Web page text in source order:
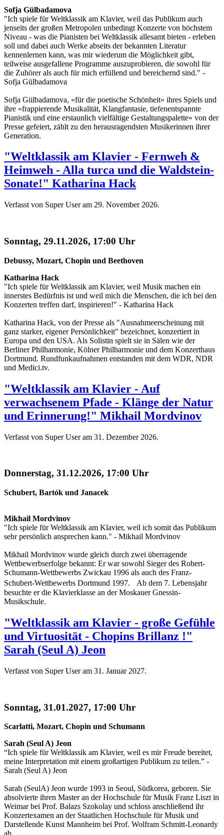
Sofja Gülbadamova
"Ich spiele für Weltklassik am Klavier, weil das Publikum auch
jenseits der großen Metropolen unbedingt Konzerte von höchstem
Niveau - was die Pianisten bei Weltklassik allesamt bieten - erleben
soll und dabei auch Werke abseits der bekannten Literatur
kennenlernen kann, was mir wiederum die Möglichkeit gibt,
teilweise ausgefallene Programme auszuprobieren, die sowohl für
die Zuhörer als auch für mich erfüllend und bereichernd sind." -
Sofja Gülbadamova
Sofja Gülbadamova, «für die poetische Schönheit» ihres Spiels und
ihre «frappierende Musikalität, Klangfantasie, tiefenentspannte
Pianistik und eine erstaunlich vielfältige Gestaltungspalette» von der
Presse gefeiert, zählt zu den herausragendsten Musikerinnen ihrer
Generation.
"Weltklassik am Klavier - Fernweh &
Heimweh - Alla turca und die Waldstein-
Sonate!" Katharina Hack
Verfasst von Super User am 29. November 2026.
Sonntag, 29.11.2026, 17:00 Uhr
Debussy, Mozart, Chopin und Beethoven
Katharina Hack
"Ich spiele für Weltklassik am Klavier, weil Musik machen ein
innerstes Bedürfnis ist und weil mich die Menschen, die ich bei den
Konzerten treffen darf, inspirieren!" - Katharina Hack
Katharina Hack, von der Presse als "Ausnahmeerscheinung mit
ganz starker, eigener Persönlichkeit" bezeichnet, konzertiert in
Europa und den USA. Als Solistin spielt sie in Sälen wie der
Berliner Philharmonie, Kölner Philharmonie und dem Konzerthaus
Dortmund. Rundfunkaufnahmen entstanden mit dem WDR, NDR
und Medici.tv.
"Weltklassik am Klavier - Auf
verwachsenem Pfade - Klänge der Natur
und Erinnerung!" Mikhail Mordvinov
Verfasst von Super User am 31. Dezember 2026.
Donnerstag, 31.12.2026, 17:00 Uhr
Schubert, Bartók und Janacek
Mikhail Mordvinov
"Ich spiele für Weltklassik am Klavier, weil ich somit das Publikum
sehr persönlich ansprechen kann." - Mikhail Mordvinov
Mikhail Mordvinov wurde gleich durch zwei überragende
Wettbewerbserfolge bekannt: Er war sowohl Sieger des Robert-
Schumann-Wettbewerbs Zwickau 1996 als auch des Franz-
Schubert-Wettbewerbs Dortmund 1997. Ab dem 7. Lebensjahr
besuchte er die Klavierklasse an der Moskauer Gnessin-
Musikschule.
"Weltklassik am Klavier - große Gefühle
und Virtuosität - Chopins Brillanz !"
Sarah (Seul A) Jeon
Verfasst von Super User am 31. Januar 2027.
Sonntag, 31.01.2027, 17:00 Uhr
Scarlatti, Mozart, Chopin und Schumann
Sarah (Seul A) Jeon
“Ich spiele für Weltklassik am Klavier, weil es mir Freude bereitet,
meine Interpretation mit einem großartigen Publikum zu teilen.” -
Sarah (Seul A) Jeon
Sarah (SeulA) Jeon wurde 1993 in Seoul, Südkorea, geboren. Sie
absolvierte ihren Master an der Hochschule für Musik Franz Liszt in
Weimar bei Prof. Balazs Szokolay und schloss anschließend ihr
Konzertexamen an der Staatlichen Hochschule für Musik und
Darstellende Kunst Mannheim bei Prof. Wolfram Schmitt-Leonardy